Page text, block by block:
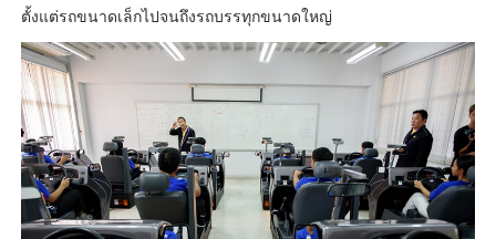
ตั้งแต่รถขนาดเล็กไปจนถึงรถบรรทุกขนาดใหญ่